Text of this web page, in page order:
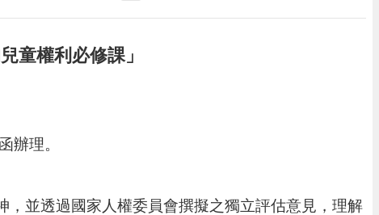
童權利必修課」
辦理。
並透過國家人權委員會撰擬之獨立評估意見，理解